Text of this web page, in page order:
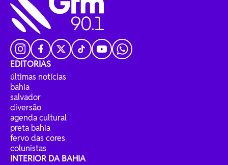
EDITORIAS
últimas notícias
bahia
salvador
diversão
agenda cultural
preta bahia
fervo das cores
colunistas
INTERIOR DA BAHIA